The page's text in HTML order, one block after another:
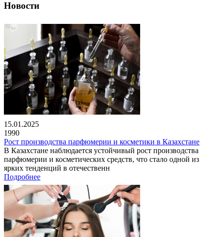
Новости
15.01.2025
1990
Рост производства парфюмерии и косметики в Казахстане
В Казахстане наблюдается устойчивый рост производства
парфюмерии и косметических средств, что стало одной из
ярких тенденций в отечественн
Подробнее